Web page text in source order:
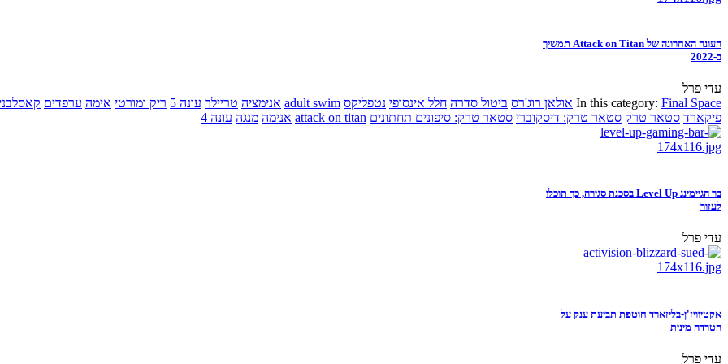
העונה האחרונה של Attack on Titan תמשיך
ב-2022
עדי פרל
In this category: Final Space אולאן רוג'רס ביטול סדרה חלל אינסופי נטפליקס adult swim אנימציה טריילר עונה 5 ריק ומורטי אימה ערפדים
פיקארד סטאר טרק סטאר טרק: דיסקוברי סטאר טרק: סיפונים תחתונים attack on titan אנימה מנגה עונה 4
בר הגיימינג Level Up בסכנת סגירה, כך תוכלו
לעזור
עדי פרל
אקטיוויז'ן-בליזארד חוטפת תביעת ענק על
הטרדה מינית
עדי פרל